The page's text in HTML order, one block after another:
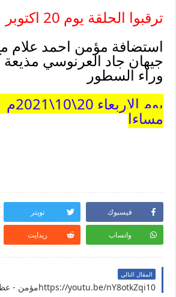
ترقبوا الحلقة يوم 20 اكتوبر
استضافة مؤمن احمد علام
جيهان جاد العرنوسي مذيعة
وراء السطور
مساءا
فيسبوك تويتر
واتساب ريدايت
المقال التالي